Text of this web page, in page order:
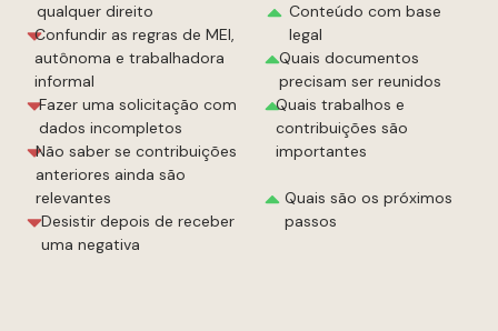
qualquer direito
Confundir as regras de MEI,
autônoma e trabalhadora
informal
Fazer uma solicitação com
dados incompletos
Não saber se contribuições
anteriores ainda são
relevantes
Desistir depois de receber
uma negativa
Conteúdo com base
legal
Quais documentos
precisam ser reunidos
Quais trabalhos e
contribuições são
importantes
Quais são os próximos
passos